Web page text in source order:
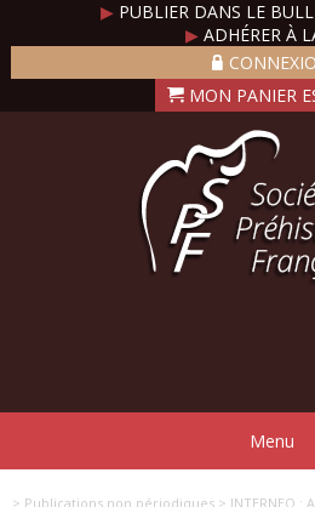
▶ PUBLIER DANS LE
▶ADHÉRER À
Menu
> Publications non périodiques > INTERNEO